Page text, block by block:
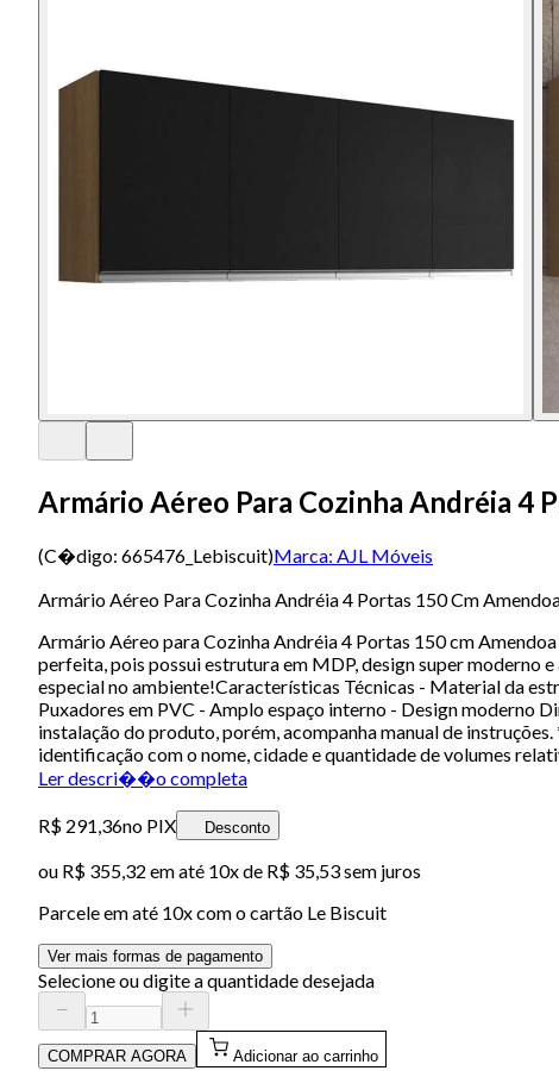
Armário Aéreo Para Cozinha Andréia 4
(C�digo: 665476_Lebiscuit)Marca: AJL Móveis
Armário Aéreo Para Cozinha Andréia 4 Portas 150 Cm
Armário Aéreo para Cozinha Andréia 4 Portas 150 cm
perfeita, pois possui estrutura em MDP, design super moderno
especial no ambiente!Características Técnicas - Material da
Puxadores em PVC - Amplo espaço interno - Design moderno
instalação do produto, porém, acompanha manual de
identificação com o nome, cidade e quantidade de volumes
Ler descri��o completa
R$ 291,36no PIX Desconto
ou R$ 355,32 em até 10x de R$ 35,53 sem juros
Parcele em até 10x com o cartão Le Biscuit
Ver mais formas de pagamento
Selecione ou digite a quantidade desejada
COMPRAR AGORA Adicionar ao carrinho